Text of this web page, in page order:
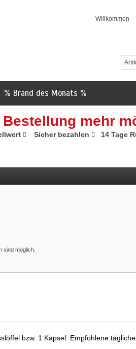
Willkommen
% Brand des Monats %
mehr
Sicher bezahlen 14 Tage
sind möglich.
bzw. 1 Kapsel. Empfohlene